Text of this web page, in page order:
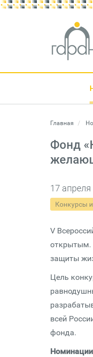
Главная
Фонд
17 апреля
Конкурсы
V
открытым.
защиты
Цель
всей
фонда.